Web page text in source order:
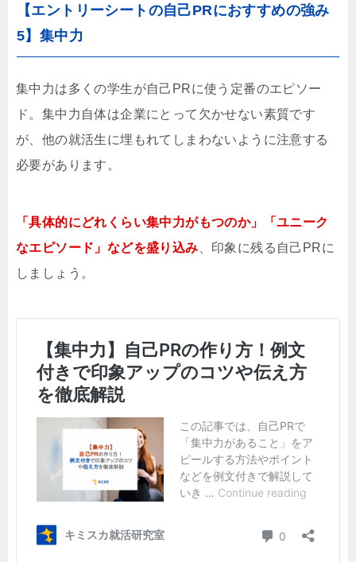
【エントリーシートの自己PRにおすすめの強み
5】集中力
集中力は多くの学生が自己PRに使う定番のエピソー
ド。集中力自体は企業にとって欠かせない素質です
が、他の就活生に埋もれてしまわないように注意する
必要があります。
「具体的にどれくらい集中力がもつのか」「ユニーク
なエピソード」などを盛り込み、印象に残る自己PRに
しましょう。